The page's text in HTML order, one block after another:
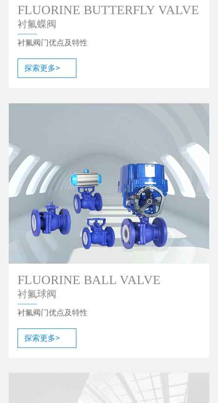
FLUORINE BUTTERFLY VALVE
衬氟蝶阀
衬氟阀门优点及特性
探索更多>
FLUORINE BALL VALVE
衬氟球阀
衬氟阀门优点及特性
探索更多>